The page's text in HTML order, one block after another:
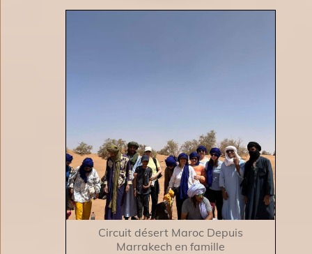
Circuit désert Maroc Depuis
Marrakech en famille